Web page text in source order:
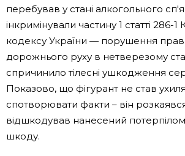
перебував у стані алкогольного
інкримінували частину 1 статті 286-
кодексу України — порушення
дорожнього руху в нетверезому
спричинило тілесні ушкодження
Показово, що фігурант не став
спотворювати факти – він
відшкодував нанесений
шкоду.